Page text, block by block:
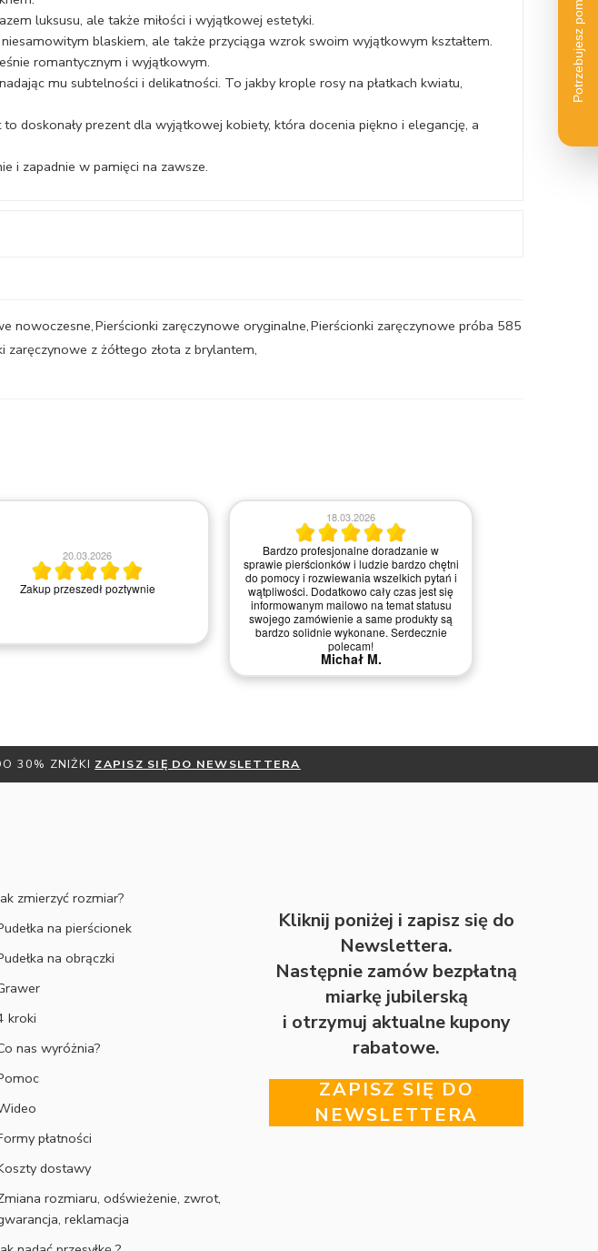
luksusu, ale także miłości i wyjątkowej estetyki.
blaskiem, ale także przyciąga wzrok swoim wyjątkowym kształtem.
romantycznym i wyjątkowym.
mu subtelności i delikatności. To jakby krople rosy na płatkach kwiatu,
doskonały prezent dla wyjątkowej kobiety, która docenia piękno i elegancję, a
i zapadnie w pamięci na zawsze.
nowoczesne,Pierścionki zaręczynowe oryginalne,Pierścionki zaręczynowe próba 585
zaręczynowe z żółtego złota z brylantem,
20.03.2026
Zakup przeszedł poztywnie
18.03.2026
Bardzo profesjonalne doradzanie w
sprawie pierścionków i ludzie bardzo chętni
do pomocy i rozwiewania wszelkich pytań i
wątpliwości. Dodatkowo cały czas jest się
informowanym mailowo na temat statusu
swojego zamówienie a same produkty są
bardzo solidnie wykonane. Serdecznie
polecam!
Michał M.
30% ZNIŻKI ZAPISZ SIĘ DO NEWSLETTERA
zmierzyć rozmiar?
na pierścionek
na obrączki
kroki
nas wyróżnia?
płatności
dostawy
rozmiaru, odświeżenie, zwrot,
reklamacja
Kliknij poniżej i zapisz się do
Newslettera.
Następnie zamów bezpłatną
miarkę jubilerską
i otrzymuj aktualne kupony
rabatowe.
ZAPISZ SIĘ DO
NEWSLETTERA